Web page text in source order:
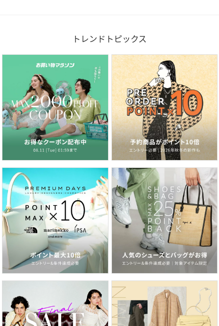
トレンドトピックス